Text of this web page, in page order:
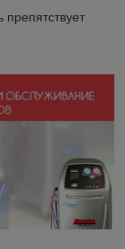
препятствует